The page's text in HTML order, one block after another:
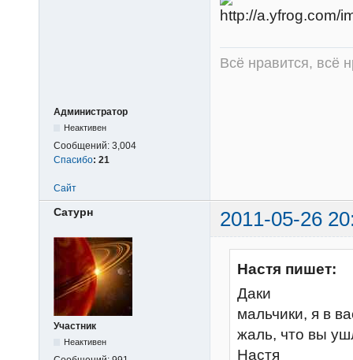
Администратор
Неактивен
Сообщений: 3,004
Спасибо: 21
Всё нравится, всё
Сайт
Сатурн 2011-05-26
Участник
Неактивен
Настя пишет:
Даки
мальчики, я в
жаль, что вы
Настя